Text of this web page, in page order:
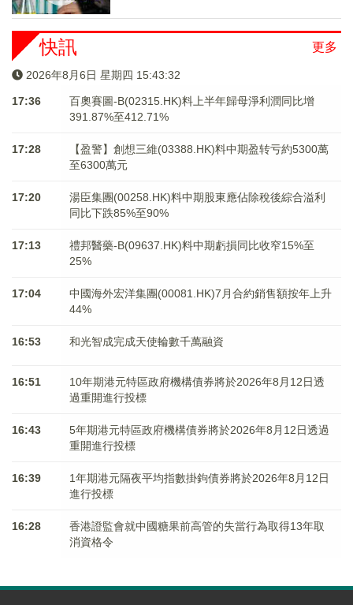
更多
快訊
2026年8月6日 星期四 15:43:32
17:36
百奧賽圖-B(02315.HK)料上半年歸母淨利潤同比增
391.87%至412.71%
17:28
【盈警】創想三維(03388.HK)料中期盈转亏約5300萬
至6300萬元
17:20
湯臣集團(00258.HK)料中期股東應佔除稅後綜合溢利
同比下跌85%至90%
17:13
禮邦醫藥-B(09637.HK)料中期虧損同比收窄15%至
25%
17:04
中國海外宏洋集團(00081.HK)7月合約銷售額按年上升
44%
16:53 和光智成完成天使輪數千萬融資
16:51
10年期港元特區政府機構債券將於2026年8月12日透
過重開進行投標
16:43
5年期港元特區政府機構債券將於2026年8月12日透過
重開進行投標
16:39
1年期港元隔夜平均指數掛鉤債券將於2026年8月12日
進行投標
16:28
香港證監會就中國糖果前高管的失當行為取得13年取
消資格令